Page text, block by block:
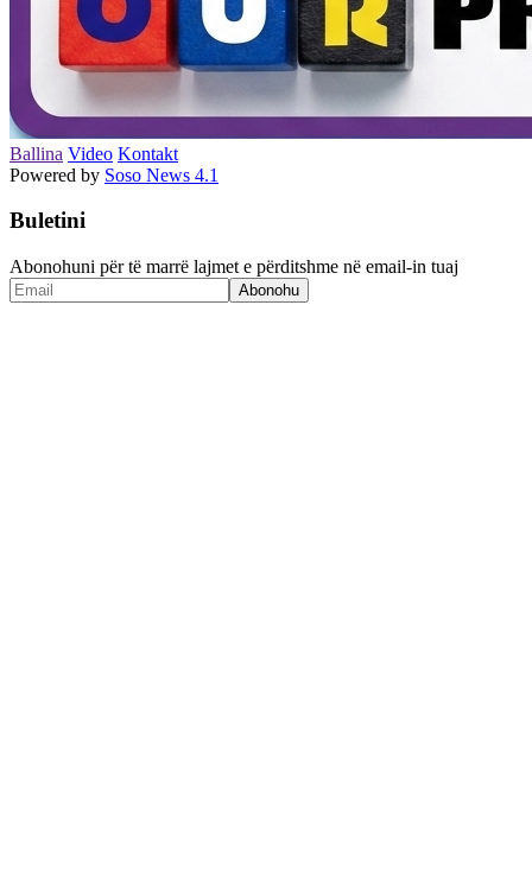
Ballina Video Kontakt
Powered by Soso News 4.1
Buletini
Abonohuni për të marrë lajmet e përditshme në email-in tuaj
Abonohu